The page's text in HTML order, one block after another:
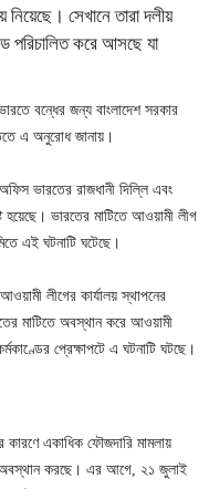
নিয়েছে। সেখানে তারা দলীয়
পরিচালিত করে আসছে যা
বন্ধের জন্য বাংলাদেশ সরকার
এ অনুরোধ জানায়।
ভারতের রাজধানী দিল্লি এবং
হয়েছে। ভারতের মাটিতে আওয়ামী লীগ
এই ঘটনাটি ঘটেছে।
লীগের কার্যালয় স্থাপনের
মাটিতে অবস্থান করে আওয়ামী
প্রেক্ষাপটে এ ঘটনাটি ঘটছে।
কারণে একাধিক ফৌজদারি মামলায়
অবস্থান করছে। এর আগে, ২১ জুলাই